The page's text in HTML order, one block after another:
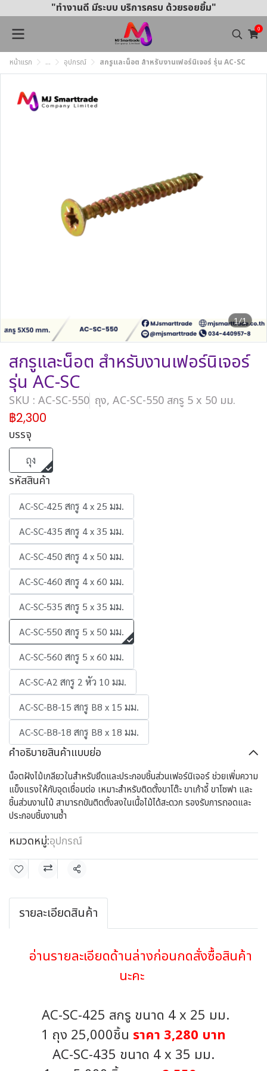
"ทำงานดี มีระบบ บริการครบ ด้วยรอยยิ้ม"
0
หน้าแรก ... อุปกรณ์ สกรูและน็อต สำหรับงานเฟอร์นิเจอร์ รุ่น AC-SC
1/1
สกรูและน็อต สำหรับงานเฟอร์นิเจอร์
รุ่น AC-SC
SKU : AC-SC-550 ถุง, AC-SC-550 สกรู 5 x 50 มม.
฿2,300
บรรจุ
ถุง
รหัสสินค้า
AC-SC-425 สกรู 4 x 25 มม.
AC-SC-435 สกรู 4 x 35 มม.
AC-SC-450 สกรู 4 x 50 มม.
AC-SC-460 สกรู 4 x 60 มม.
AC-SC-535 สกรู 5 x 35 มม.
AC-SC-550 สกรู 5 x 50 มม.
AC-SC-560 สกรู 5 x 60 มม.
AC-SC-A2 สกรู 2 หัว 10 มม.
AC-SC-B8-15 สกรู B8 x 15 มม.
AC-SC-B8-18 สกรู B8 x 18 มม.
คำอธิบายสินค้าแบบย่อ
น็อตฝังไม้เกลียวในสำหรับยึดและประกอบชิ้นส่วนเฟอร์นิเจอร์ ช่วยเพิ่มความ
แข็งแรงให้กับจุดเชื่อมต่อ เหมาะสำหรับติดตั้งขาโต๊ะ ขาเก้าอี้ ขาโซฟา และ
ชิ้นส่วนงานไม้ สามารถขันติดตั้งลงในเนื้อไม้ได้สะดวก รองรับการถอดและ
ประกอบชิ้นงานซ้ำ
หมวดหมู่:อุปกรณ์
แชร์
รายละเอียดสินค้า
อ่านรายละเอียดด้านล่างก่อนกดสั่งซื้อสินค้า
นะคะ
AC-SC-425 สกรู ขนาด 4 x 25 มม.
1 ถุง 25,000ชิ้น ราคา 3,280 บาท
AC-SC-435 ขนาด 4 x 35 มม.